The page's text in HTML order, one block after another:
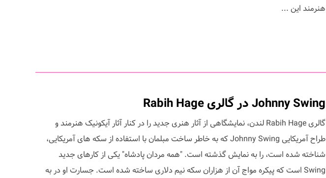
هنرمند این ...
Johnny Swing در گالری Rabih Hage
گالری Rabih Hage لندن، نمایشگاهی از آثار هنری جدید را در کنار آثار آیکونیک هنرمند و
طراح آمریکایی Johnny Swing که به خاطر ساخت مبلمان با استفاده از سکه های آمریکایی،
شناخته شده است، را به نمایش گذشته است. "همه مردان پادشاه" یکی از کارهای جدید
Swing است که پیکره مواج آن از هزاران سکه نیم دلاری ساخته شده است. جسارت او در به